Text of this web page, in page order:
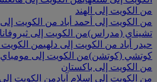
من الكويت إلى الهند
من الكويت إلى أحمد أباد من الكويت إلى
تشيناي (مدراس)من الكويت إلى
حيدر أباد من الكويت إلى دلهيمن الكويت
كوتشي (كوتشن)من الكويت إلى
من الكويت إلى باكستان
من الكويت إلى إسلام آبادمن الكويت إلى